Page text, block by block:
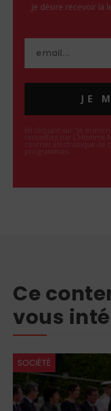
Je désire recevoir
JE
En cliquant sur "Je
recueillies par L'Homme
courrier électronique de
programmes.
Ce
vous
SOCIÉTÉ